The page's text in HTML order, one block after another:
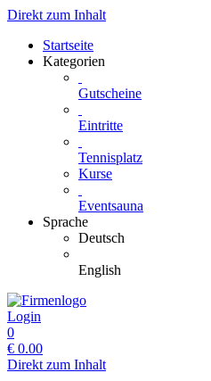
Direkt zum Inhalt
Startseite
Kategorien
Gutscheine
Eintritte
Tennisplatz
Kurse
Eventsauna
Sprache
Deutsch
English
Login
0
€ 0.00
Direkt zum Inhalt